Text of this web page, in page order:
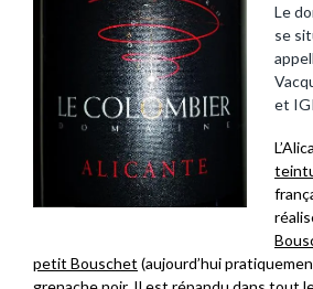
Le
se
et
petit Bouschet (aujourd’hui